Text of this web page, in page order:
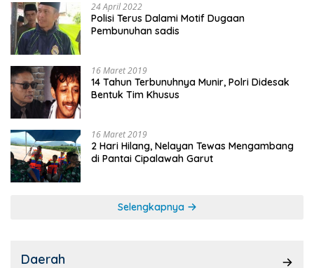
24 April 2022
Polisi Terus Dalami Motif Dugaan
Pembunuhan sadis
16 Maret 2019
14 Tahun Terbunuhnya Munir, Polri Didesak
Bentuk Tim Khusus
16 Maret 2019
2 Hari Hilang, Nelayan Tewas Mengambang
di Pantai Cipalawah Garut
Selengkapnya
Daerah